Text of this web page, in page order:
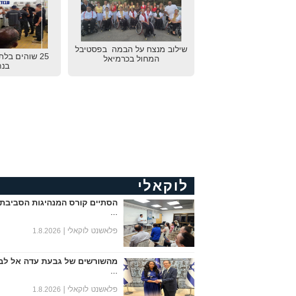
שילוב מנצח על הבמה בפסטיבל
המחול בכרמיאל
25 שוהים
לוקאלי
הסתיים קורס המנהיגות
פלאשנט לוקאלי | 1.8.2026
מהשורשים של גבעת עדה אל
פלאשנט לוקאלי | 1.8.2026